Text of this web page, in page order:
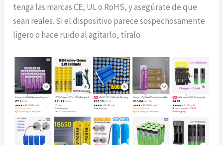
tenga las marcas CE, UL o RoHS, y asegúrate de que
sean reales. Si el dispositivo parece sospechosamente
ligero o hace ruido al agitarlo, tíralo.